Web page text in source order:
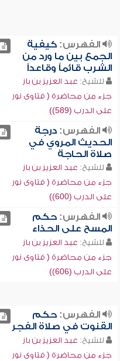
الفهرس:كيفية
الجمع بين ما ورد من
الشرب قائماً وقاعداً
للشيخ: عبد العزيز بن باز
جزء من محاضرة ( فتاوى نور
على الدرب (589))
الفهرس:درجة
الحديث المروي في
صلاة الحاجة
للشيخ: عبد العزيز بن باز
جزء من محاضرة ( فتاوى نور
على الدرب (600))
الفهرس:حكم
المسح على الحذاء
للشيخ: عبد العزيز بن باز
جزء من محاضرة ( فتاوى نور
على الدرب (606))
الفهرس:حكم
القنوت في صلاة الفجر
للشيخ: عبد العزيز بن باز
جزء من محاضرة ( فتاوى نور